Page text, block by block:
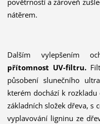
povětrností a zároveň
nátěrem.
Dalším vylepšením
přítomnost UV-filtru.
působení slunečního
kterém dochází k
základních složek dřeva, s
vyplavování ligninu ze